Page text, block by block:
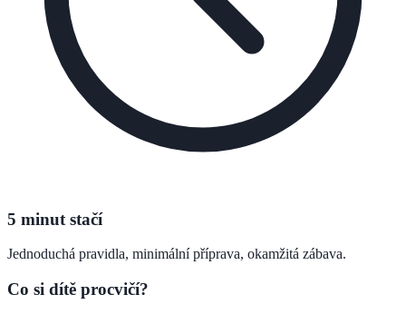
5 minut stačí
Jednoduchá pravidla, minimální příprava, okamžitá zábava.
Co si dítě procvičí?